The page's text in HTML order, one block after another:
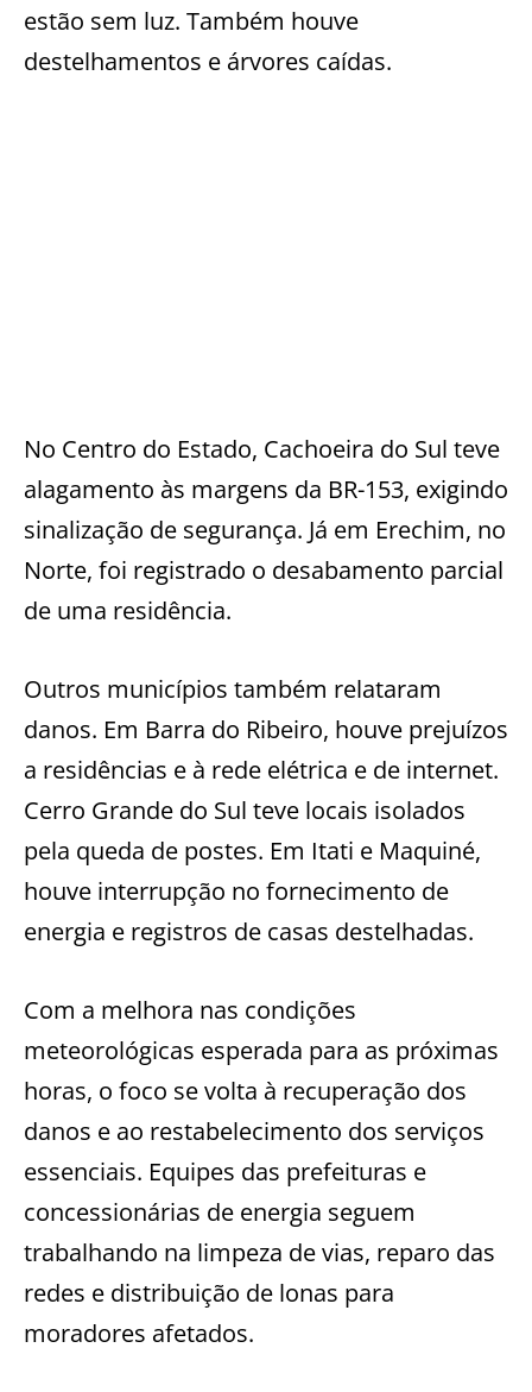
estão sem luz. Também houve
destelhamentos e árvores caídas.
No Centro do Estado, Cachoeira do Sul teve
alagamento às margens da BR-153, exigindo
sinalização de segurança. Já em Erechim, no
Norte, foi registrado o desabamento parcial
de uma residência.
Outros municípios também relataram
danos. Em Barra do Ribeiro, houve prejuízos
a residências e à rede elétrica e de internet.
Cerro Grande do Sul teve locais isolados
pela queda de postes. Em Itati e Maquiné,
houve interrupção no fornecimento de
energia e registros de casas destelhadas.
Com a melhora nas condições
meteorológicas esperada para as próximas
horas, o foco se volta à recuperação dos
danos e ao restabelecimento dos serviços
essenciais. Equipes das prefeituras e
concessionárias de energia seguem
trabalhando na limpeza de vias, reparo das
redes e distribuição de lonas para
moradores afetados.